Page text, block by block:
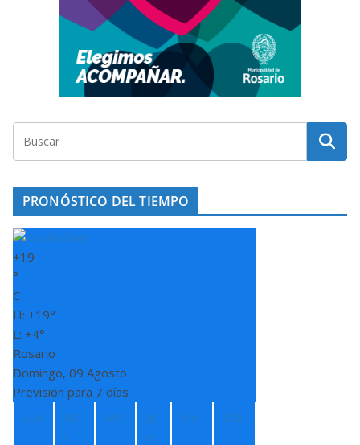
PRONÓSTICO DEL TIEMPO
+19
°
C
H: +19°
L: +4°
Rosario
Domingo, 09 Agosto
Previsión para 7 días
Lun
Ma
r
Mié
Ju
e
Vie Sáb